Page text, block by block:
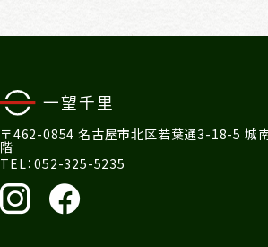
〒462-0854 名古屋市北区若葉通3-18-5 城
階
TEL：052-325-5235